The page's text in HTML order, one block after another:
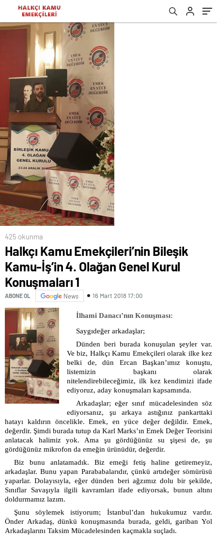
425 okunma
Halkçı Kamu Emekçileri’nin Bileşik
Kamu-İş’in 4. Olağan Genel Kurul
Konuşmaları 1
ABONE OL News 16 Mart 2018 17:00
İlhami Danacı’nın Konuşması:
Saygıdeğer arkadaşlar;
Dünden beri burada konuşulan şeyler var.
Ve biz, Halkçı Kamu Emekçileri olarak ilke kez
belki de, dün Ercan Başkan’ımız konuştu,
listemizin başkanı olarak
nitelendirebileceğimiz, ilk kez kendimizi ifade
ediyoruz, aday konuşmaları kapsamında.
Arkadaşlar; eğer sınıf mücadelesinden söz
ediyorsanız, şu arkaya astığınız pankarttaki
hatayı kaldırın öncelikle. Emek, en yüce değer değildir. Emek,
değerdir. Şimdi burada tutup da Karl Marks’ın Emek Değer Teorisini
anlatacak halimiz yok. Ama şu gördüğünüz su şişesi de, şu
gördüğünüz mikrofon da emeğin ürünüdür, değerdir.
Biz bunu anlatamadık. Biz emeği fetiş haline getiremeyiz,
arkadaşlar. Bunu yapan Parababalarıdır, çünkü artıdeğer sömürüsü
yaparlar. Dolayısıyla, eğer dünden beri ağzımız dolu bir şekilde,
Sınıflar Savaşıyla ilgili kavramları ifade ediyorsak, bunun altını
doldurmamız lazım.
Şunu söylemek istiyorum; İstanbul’dan hukukumuz vardır.
Önder Arkadaş, dünkü konuşmasında burada, geldi, gariban Yol
Arkadaşlarını Taksim Mücadelesinden kaçmakla suçladı.